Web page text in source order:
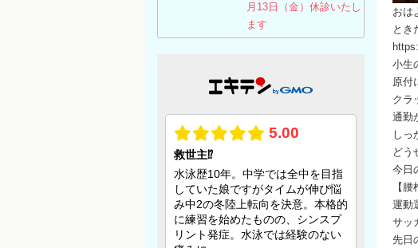
おは
とき
小生
原付
ク
通勤
しっ
どう
今日
【
運動
サッ
先日
月13日（金）休診いたし
ます